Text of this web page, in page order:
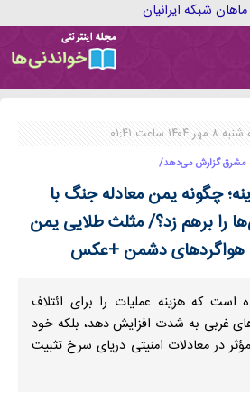
۱۴۰۴ ساعت ۰۱:۴۱
مشرق گزارش می‌دهد/
چگونه یمن معادله جنگ با
را برهم زد؟/ مثلث طلایی یمن
با هواگردهای دشمن +عکس
است که هزینه عملیات را برای ائتلاف
غربی به شدت افزایش دهد، بلکه خود
در معادلات امنیتی دریای سرخ تثبیت